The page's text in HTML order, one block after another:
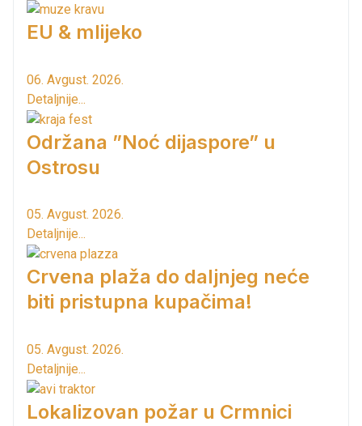
EU & mlijeko
06. Avgust. 2026.
Detaljnije...
Održana ”Noć dijaspore” u
Ostrosu
05. Avgust. 2026.
Detaljnije...
Crvena plaža do daljnjeg neće
biti pristupna kupačima!
05. Avgust. 2026.
Detaljnije...
Lokalizovan požar u Crmnici